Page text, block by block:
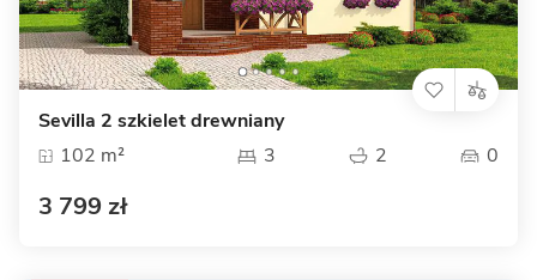
Sevilla 2 szkielet drewniany
102 m²
3 2 0
3 799 zł